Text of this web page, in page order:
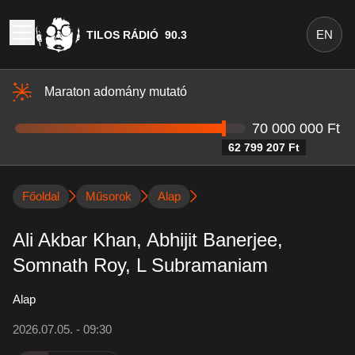
TILOS RÁDIÓ 90.3 EN
Maraton adomány mutató
62 799 207 Ft
70 000 000 Ft
Főoldal Műsorok Alap
Ali Akbar Khan, Abhijit Banerjee,
Somnath Roy, L Subramaniam
Alap
2026.07.05. - 09:30